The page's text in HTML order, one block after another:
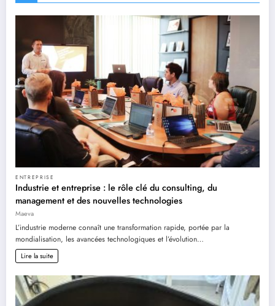
ENTREPRISE
Industrie et entreprise : le rôle clé du consulting, du
management et des nouvelles technologies
Maeva
L’industrie moderne connaît une transformation rapide, portée par la
mondialisation, les avancées technologiques et l’évolution…
Lire la suite